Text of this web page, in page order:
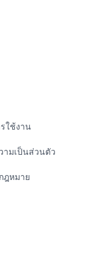
ใช้งาน
ามเป็นส่วนตัว
ฎหมาย